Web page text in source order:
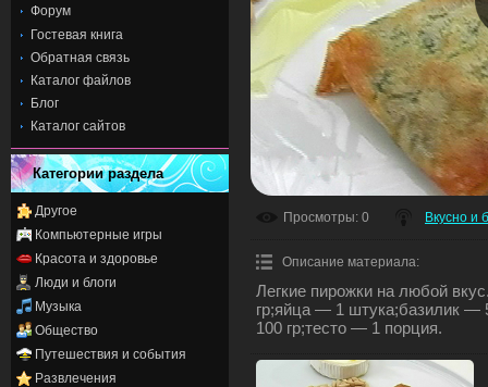
Форум
Гостевая книга
Обратная связь
Каталог файлов
Блог
Каталог сайтов
Категории раздела
Другое
Компьютерные игры
Красота и здоровье
Люди и блоги
Музыка
Общество
Путешествия и события
Развлечения
Просмотры: 0 Вкусно и
Описание материала:
Легкие пирожки на любой
гр;яйца — 1 штука;базилик —
100 гр;тесто — 1 порция.